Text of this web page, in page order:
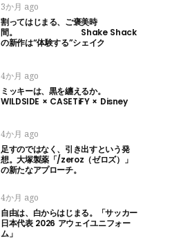
3か月 ago
割ってはじまる、ご褒美時
間。 Shake Shack
の新作は“体験する”シェイク
4か月 ago
ミッキーは、黒を纏えるか。
WILDSIDE × CASETiFY × Disney
4か月 ago
足すのではなく、引き出すという発
想。大塚製薬「/zeroz（ゼロズ）」
の新たなアプローチ。
4か月 ago
自由は、白からはじまる。「サッカー
日本代表 2026 アウェイユニフォー
ム」